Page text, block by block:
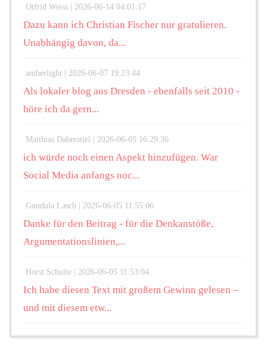
Otfrid Weiss | 2026-06-14 04:01:17
Dazu kann ich Christian Fischer nur gratulieren.
Unabhängig davon, da...
amberlight | 2026-06-07 19:23:44
Als lokaler blog aus Dresden - ebenfalls seit 2010 -
höre ich da gern...
Matthias Daberstiel | 2026-06-05 16:29:36
ich würde noch einen Aspekt hinzufügen. War
Social Media anfangs noc...
Gundula Lasch | 2026-06-05 11:55:06
Danke für den Beitrag - für die Denkanstöße,
Argumentationslinien,...
Horst Schulte | 2026-06-05 11:53:04
Ich habe diesen Text mit großem Gewinn gelesen –
und mit diesem etw...